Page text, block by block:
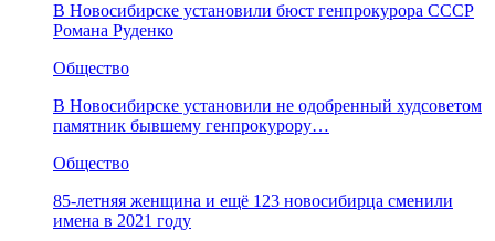
В Новосибирске установили бюст генпрокурора СССР
Романа Руденко
Общество
В Новосибирске установили не одобренный худсоветом
памятник бывшему генпрокурору…
Общество
85-летняя женщина и ещё 123 новосибирца сменили
имена в 2021 году